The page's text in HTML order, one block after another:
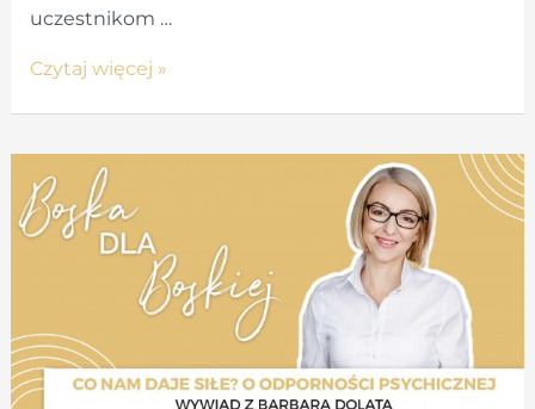
uczestnikom …
Spełniam
Wywiad
z
Edytą Brzezińską.
Czytaj więcej »